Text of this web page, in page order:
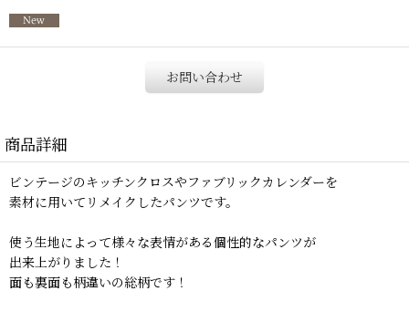
お問い合わせ
商品詳細
ビンテージのキッチンクロスやファブリックカレンダーを
素材に用いてリメイクしたパンツです。
使う生地によって様々な表情がある個性的なパンツが
出来上がりました！
面も裏面も柄違いの総柄です！